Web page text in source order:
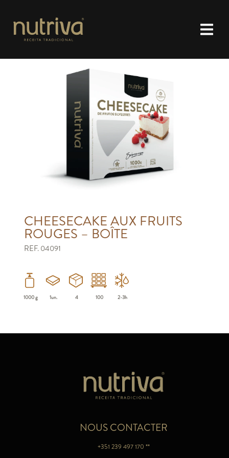
CHEESECAKE AUX FRUITS
ROUGES – BOÎTE
REF. 04091
1000 g 1un. 4 100 2-3h
NOUS CONTACTER
+351 239 497 170 **